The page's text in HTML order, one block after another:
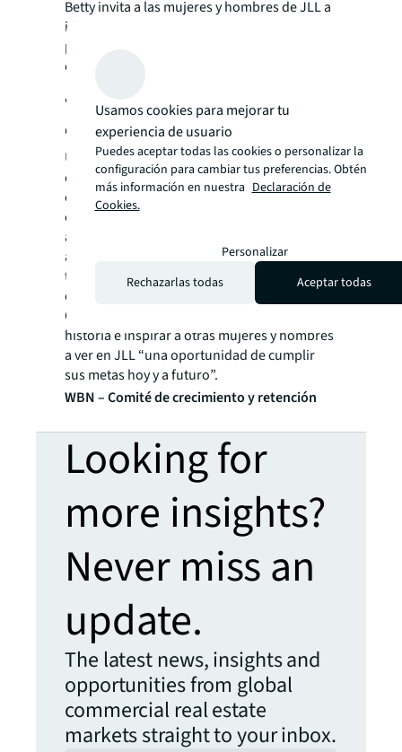
Betty invita a las mujeres y hombres de JLL a
identificar las oportunidades cuando se
presentan, a tomar nuevos retos, a aprender
continuamente y a adaptarse a al cambio.
¿Por qué la historia de Betty Chávez
es una historia de éxito?
Una de las fortalezas de Betty que el WBN
quiere reconocer en ella dentro de nuestro
capítulo “Mujeres que inspiran” es su
capacidad de ser versátil y
adaptable, tomando diferentes desafíos y
adecuándose a distintos tipos de contexto,
teniendo como principio que la única
constante es el cambio.
Gracias Betty por compartirnos parte de tu
historia e inspirar a otras mujeres y hombres
a ver en JLL “una oportunidad de cumplir
sus metas hoy y a futuro”.
WBN – Comité de crecimiento y retención
Looking for
more insights?
Never miss an
update.
The latest news, insights and
opportunities from global
commercial real estate
markets straight to your inbox.
Usamos cookies para mejorar tu
experiencia de usuario
Puedes aceptar todas las cookies o personalizar la
configuración para cambiar tus preferencias. Obtén
más información en nuestra Declaración de
Cookies.
Personalizar
Rechazarlas todas
Aceptar todas